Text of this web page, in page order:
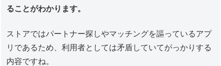
ることがわかります。
ストアではパートナー探しやマッチングを謳っているアプ
リであるため、利用者としては矛盾していてがっかりする
内容ですね。